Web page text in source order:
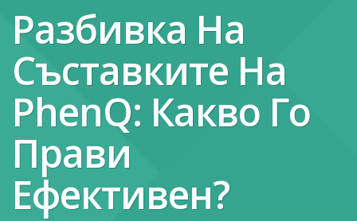
Разбивка На
Съставките На
PhenQ: Какво Го
Прави
Ефективен?